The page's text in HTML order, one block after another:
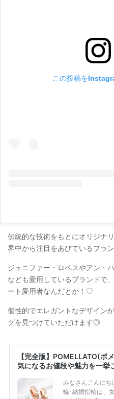
この投稿を
伝統的な技術をもとにオリジナ
界中から注目をあびているブラ
ジェニファー・ロペスやアン・
なども愛用しているブランドで
ート愛用者なんだとか！♡
個性的でエレガントなデザイン
グを見つけていただけます◎